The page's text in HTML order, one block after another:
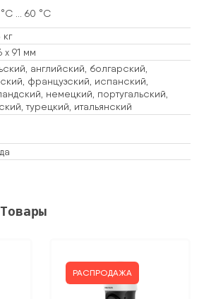
… 60 °C
кг
x 91 мм
английский, болгарский,
французский, испанский,
немецкий, португальский,
турецкий, итальянский
РАСПРОДАЖА